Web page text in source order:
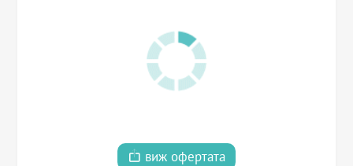
виж офертата